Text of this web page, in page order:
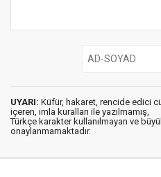
UYARI: Küfür, hakaret, rencide edici
içeren, imla kuralları ile yazılmamış,
Türkçe karakter kullanılmayan ve
onaylanmamaktadır.